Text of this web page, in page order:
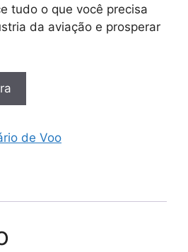
tudo o que você precisa
da aviação e prosperar
de Voo